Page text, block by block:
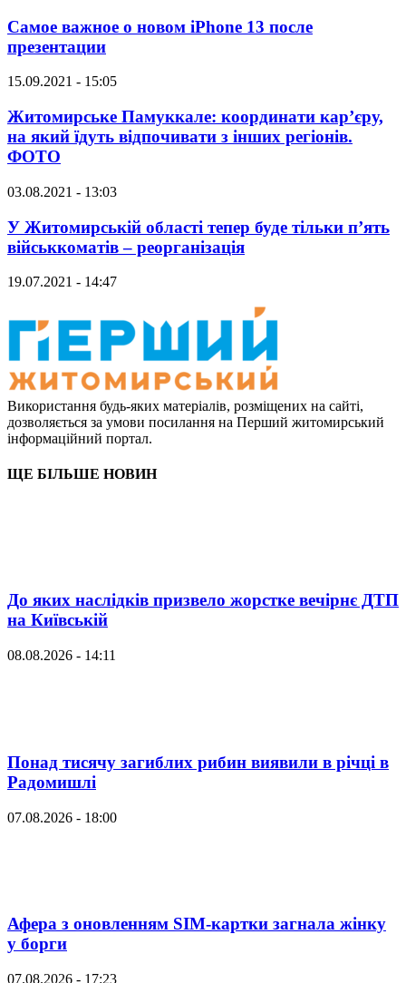
Самое важное о новом iPhone 13 после
презентации
15.09.2021 - 15:05
Житомирське Памуккале: координати кар’єру,
на який їдуть відпочивати з інших регіонів.
ФОТО
03.08.2021 - 13:03
У Житомирській області тепер буде тільки п’ять
військкоматів – реорганізація
19.07.2021 - 14:47
Використання будь-яких матеріалів, розміщених на сайті,
дозволяється за умови посилання на Перший житомирський
інформаційний портал.
ЩЕ БІЛЬШЕ НОВИН
До яких наслідків призвело жорстке вечірнє ДТП
на Київській
08.08.2026 - 14:11
Понад тисячу загиблих рибин виявили в річці в
Радомишлі
07.08.2026 - 18:00
Афера з оновленням SIM-картки загнала жінку
у борги
07.08.2026 - 17:23